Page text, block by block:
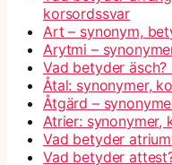
korsordssvar
Art – synonym,
Arytmi –
Vad betyder
Åtal: synonymer,
Åtgärd –
Atrier: synonymer,
Vad betyder
Vad betyder